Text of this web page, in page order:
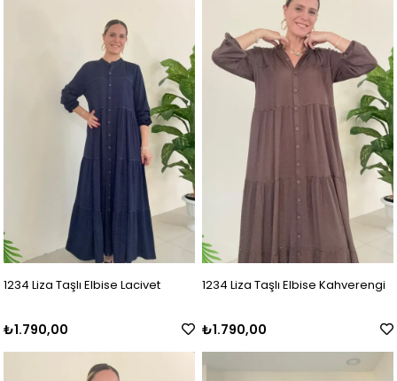
1234 Liza Taşlı Elbise Lacivet
₺1.790,00
1234 Liza Taşlı Elbise Kahverengi
₺1.790,00